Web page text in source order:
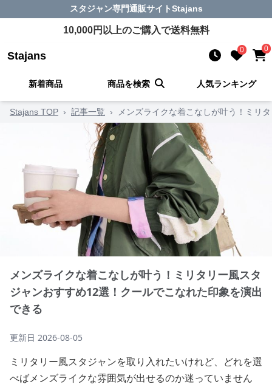
スタジャン専門通販サイトStajans
10,000円以上のご購入で送料無料
Stajans 0 0
新着商品 商品を検索 人気ランキング
Stajans TOP › 記事一覧 › メンズライクな着こなしが叶う！ミリ
メンズライクな着こなしが叶う！ミリタリー風スタ
ジャンおすすめ12選！クールでこなれた印象を演出
できる
更新日 2026-08-05
ミリタリー風スタジャンを取り入れたいけれど、どれを選
べばメンズライクな雰囲気が出せるのか迷っていません